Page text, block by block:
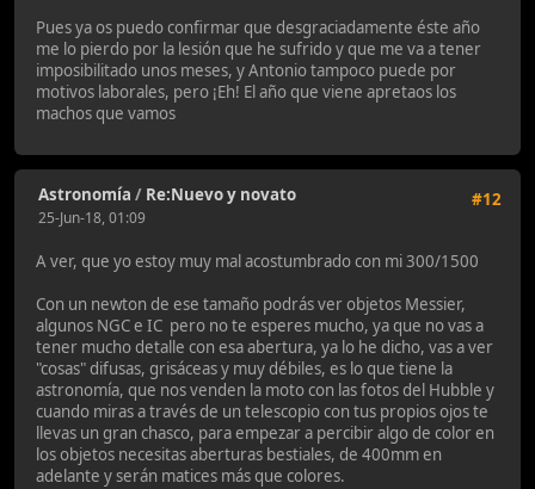
Pues ya os puedo confirmar que desgraciadamente éste año
me lo pierdo por la lesión que he sufrido y que me va a tener
imposibilitado unos meses, y Antonio tampoco puede por
motivos laborales, pero ¡Eh! El año que viene apretaos los
machos que vamos
#12
Astronomía / Re:Nuevo y novato
25-Jun-18, 01:09
A ver, que yo estoy muy mal acostumbrado con mi 300/1500
Con un newton de ese tamaño podrás ver objetos Messier,
algunos NGC e IC pero no te esperes mucho, ya que no vas a
tener mucho detalle con esa abertura, ya lo he dicho, vas a ver
"cosas" difusas, grisáceas y muy débiles, es lo que tiene la
astronomía, que nos venden la moto con las fotos del Hubble y
cuando miras a través de un telescopio con tus propios ojos te
llevas un gran chasco, para empezar a percibir algo de color en
los objetos necesitas aberturas bestiales, de 400mm en
adelante y serán matices más que colores.